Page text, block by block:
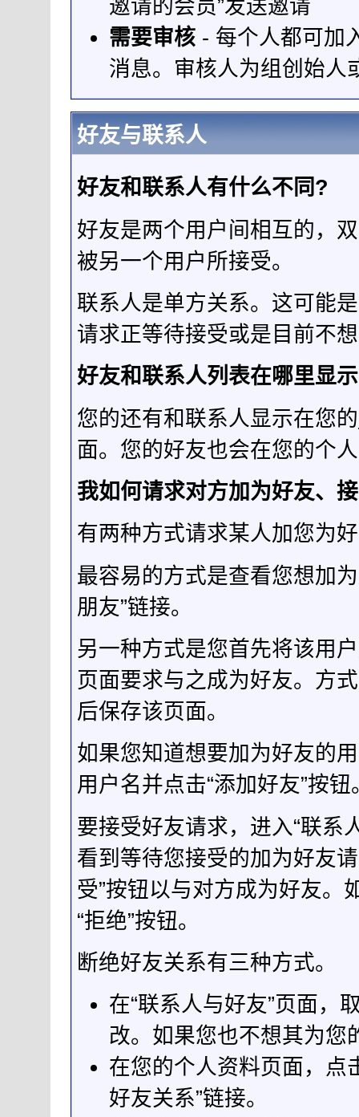
邀请的会员”发送邀请
需要审核- 每个人都可加
消息。审核人为组创始人
好友与联系人
好友和联系人有什么不同?
好友是两个用户间相互的，
被另一个用户所接受。
联系人是单方关系。这可能
请求正等待接受或是目前不
好友和联系人列表在哪里显
您的还有和联系人显示在您的
面。您的好友也会在您的个
我如何请求对方加为好友、
有两种方式请求某人加您为
最容易的方式是查看您想加
朋友”链接。
另一种方式是您首先将该用
页面要求与之成为好友。方
后保存该页面。
如果您知道想要加为好友的
用户名并点击“添加好友”按钮
要接受好友请求，进入“联系
看到等待您接受的加为好友
受”按钮以与对方成为好友。
“拒绝”按钮。
断绝好友关系有三种方式。
在“联系人与好友”页面，
改。如果您也不想其为您
在您的个人资料页面，点
好友关系”链接。